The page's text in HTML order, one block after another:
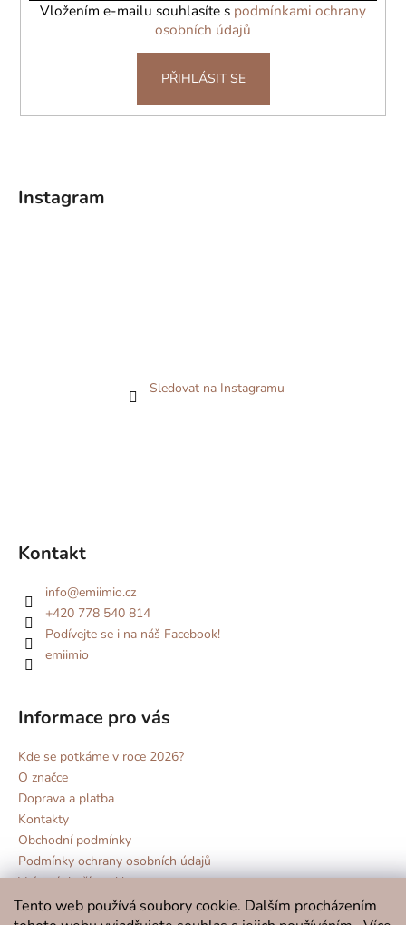
Tento web používá soubory cookie. Dalším procházením
Vložením e-mailu souhlasíte s podmínkami ochrany
osobních údajů
PŘIHLÁSIT SE
Instagram
Sledovat na Instagramu
Informace pro vás
Kde se potkáme v roce 2026?
O značce
Doprava a platba
Kontakty
Obchodní podmínky
Podmínky ochrany osobních údajů
Vrácení zboží a reklamace
Blog
Kontakt
info@emiimio.cz
+420 778 540 814
Podívejte se i na náš Facebook!
emiimio